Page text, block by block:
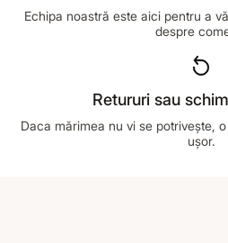
Echipa noastră este aici pentru a
despre
Retururi sau
Daca mărimea nu vi se potrivește,
ușor.